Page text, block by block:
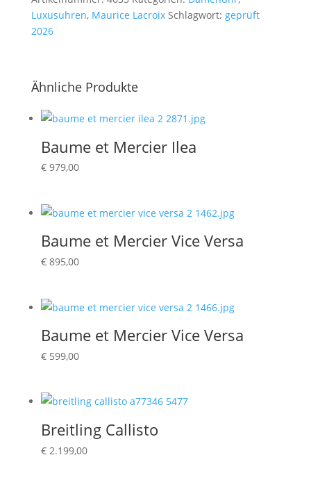
Luxusuhren, Maurice Lacroix Schlagwort: geprüft
2026
Ähnliche Produkte
Baume et Mercier Ilea
€979,00
Baume et Mercier Vice Versa
€895,00
Baume et Mercier Vice Versa
€599,00
Breitling Callisto
€2.199,00